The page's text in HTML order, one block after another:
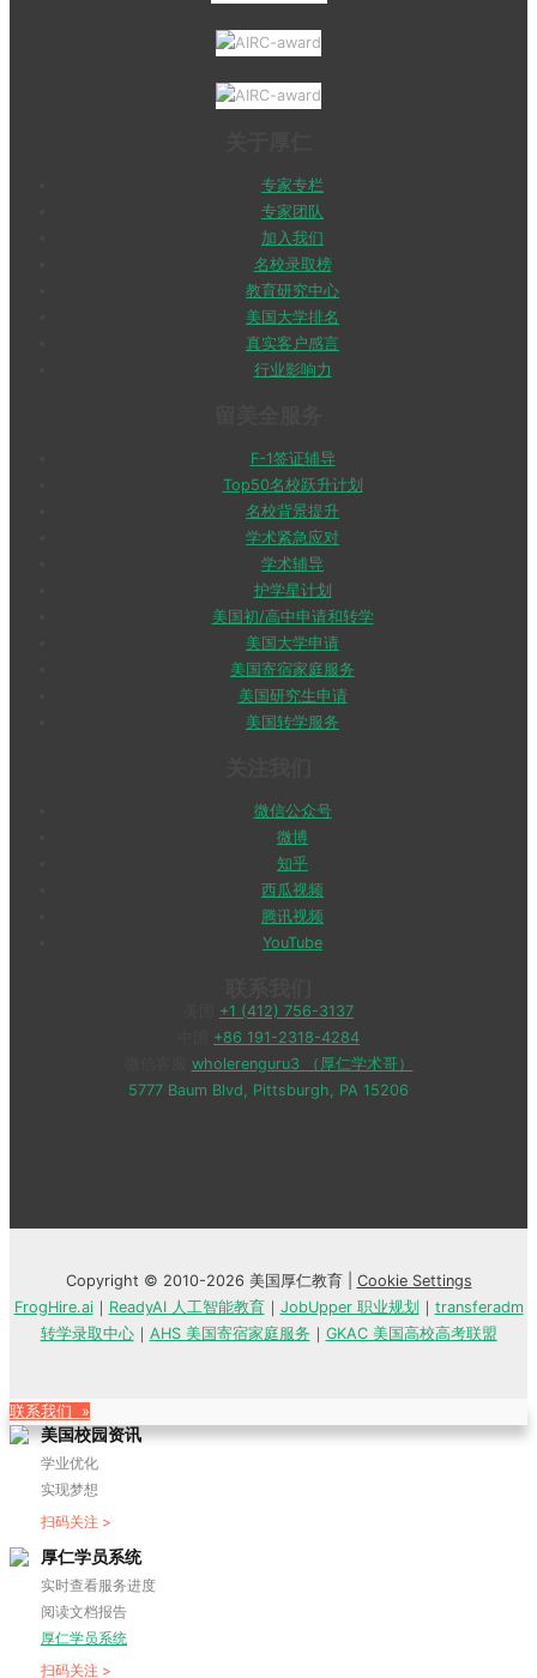
专家专栏
专家团队
加入我们
名校录取榜
教育研究中心
美国大学排名
真实客户感言
行业影响力
F-1签证辅导
Top50名校跃升计划
名校背景提升
学术紧急应对
学术辅导
护学星计划
美国初/高中申请和转学
美国大学申请
美国寄宿家庭服务
美国研究生申请
美国转学服务
微信公众号
微博
知乎
西瓜视频
腾讯视频
YouTube
+1 (412) 756-3137
+86 191-2318-4284
wholerenguru3 （厚仁学术哥）
5777 Baum Blvd, Pittsburgh, PA 15206
Copyright © 2010-2026 美国厚仁教育 | Cookie Settings
FrogHire.ai｜ ReadyAI 人工智能教育｜ JobUpper 职业规划 ｜ transferadm
转学录取中心｜ AHS 美国寄宿家庭服务 ｜ GKAC 美国高校高考联盟
联系我们 »
美国校园资讯
学业优化
实现梦想
扫码关注 >
厚仁学员系统
实时查看服务进度
阅读文档报告
厚仁学员系统
扫码关注 >